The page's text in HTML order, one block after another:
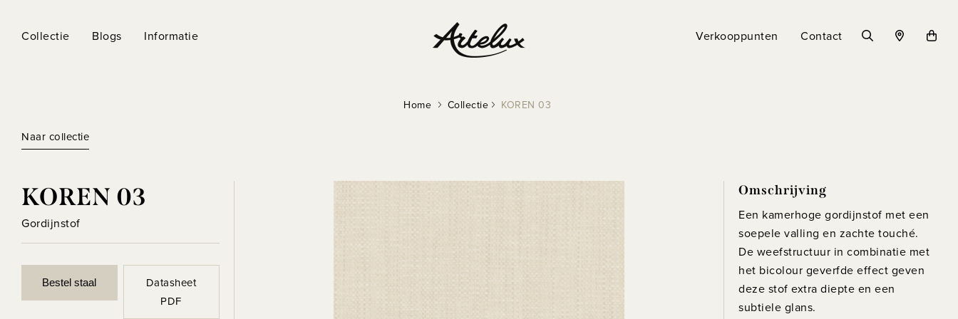
Collectie Blogs Informatie Verkooppunten Contact
Home Collectie KOREN 03
Naar collectie
KOREN 03
Gordijnstof
Bestel staal
Datasheet
PDF
Omschrijving
Een kamerhoge gordijnstof met een
soepele valling en zachte touché.
De weefstructuur in combinatie met
het bicolour geverfde effect geven
deze stof extra diepte en een
subtiele glans.